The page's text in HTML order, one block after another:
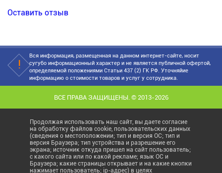
Оставить отзыв
Вся информация, размещенная на данном интернет-сайте, носит
сугубо информационный характер и не является публичной офертой,
определяемой положениями Статьи 437 (2) ГК РФ. Уточняйие
информацию о стоимости товаров и услуг у сотрудника.
ВСЕ ПРАВА ЗАЩИЩЕНЫ. © 2013-2026
Продолжая использовать наш сайт, вы даете согласие
на обработку файлов cookie, пользовательских данных
(сведения о местоположении; тип и версия ОС; тип и
версия Браузера; тип устройства и разрешение его
экрана; источник откуда пришел на сайт пользователь;
с какого сайта или по какой рекламе; язык ОС и
Браузера; какие страницы открывает и на какие кнопки
нажимает пользователь; ip-адрес) в целях